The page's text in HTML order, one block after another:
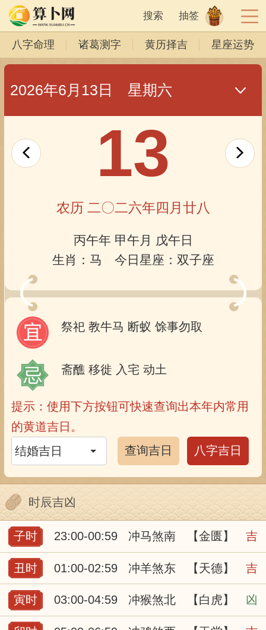
搜索 抽签
八字命理 诸葛测字 黄历择吉 星座运势
2026年6月13日 星期六
13
农历 二〇二六年四月廿八
丙午年 甲午月 戊午日
生肖：马 今日星座：双子座
祭祀 教牛马 断蚁 馀事勿取
斋醮 移徙 入宅 动土
提示：使用下方按钮可快速查询出本年内常用
的黄道吉日。
查询吉日
八字吉日
时辰吉凶
子时 23:00-00:59 冲马煞南 【金匮】 吉
丑时 01:00-02:59 冲羊煞东 【天德】 吉
寅时 03:00-04:59 冲猴煞北 【白虎】 凶